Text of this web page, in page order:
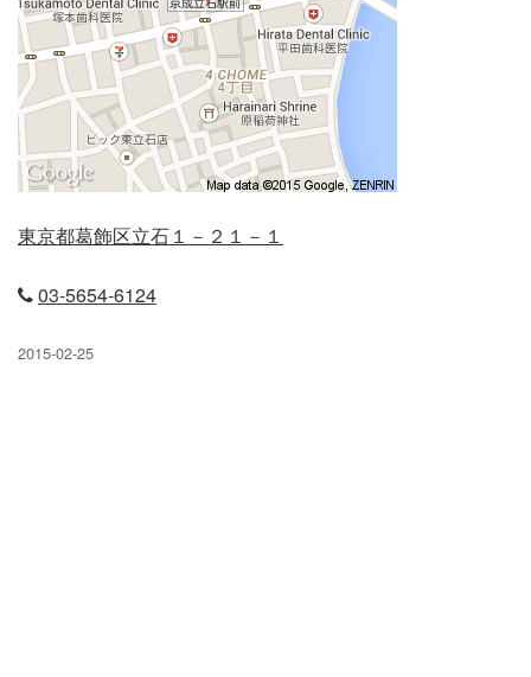
西小山店
矢口渡店
立石店
小岩店
弥生台店
東京都葛飾区立石１－２１－１
03‐5654-6124
2015-02-25